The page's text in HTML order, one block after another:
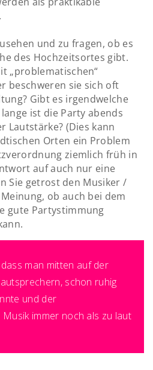
und zu fragen, ob es
des Hochzeitsortes gibt.
„problematischen“
beschweren sie sich oft
Gibt es irgendwelche
ist die Party abends
Lautstärke? (Dies kann
Orten ein Problem
ziemlich früh in
auf auch nur eine
Sie getrost den Musiker /
ob auch bei dem
gute Partystimmung
man mitten auf der
schon ruhig
und der
immer noch als zu laut